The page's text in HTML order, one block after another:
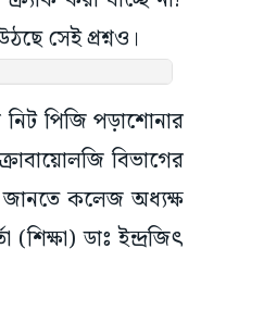
সেই প্রশ্নও।
পিজি পড়াশোনার
বিভাগের
জানতে কলেজ অধ্যক্ষ
ডাঃ ইন্দ্রজিৎ